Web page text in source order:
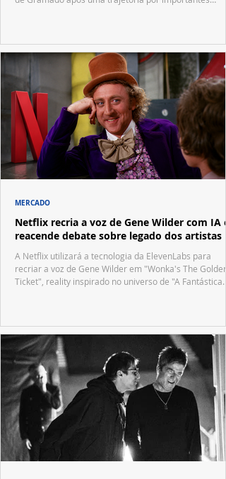
Netflix recria a voz de Gene Wilder com IA e
reacende debate sobre legado dos artistas
A Netflix utilizará a tecnologia da ElevenLabs para
recriar a voz de Gene Wilder em "Wonka's The Golden
Ticket", reality inspirado no universo de "A Fantástica
MERCADO